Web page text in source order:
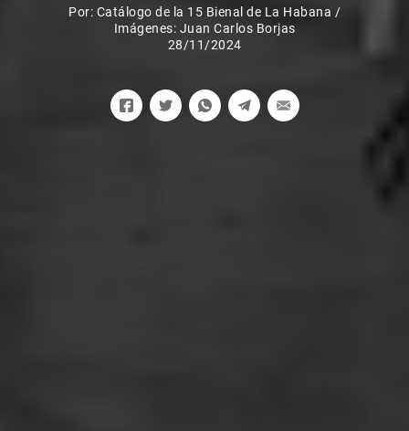
Por: Catálogo de la 15 Bienal de La Habana /
Imágenes: Juan Carlos Borjas
28/11/2024